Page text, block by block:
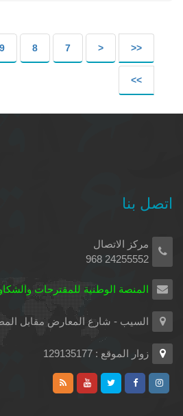
<<
<
7
8
9
>>
اتصل بنا
مركز الاتصال
24255552 968
المنصة الوطنية للمقترحات
السيب - شارع المعارض مقابل
زوار الموقع : 129135177